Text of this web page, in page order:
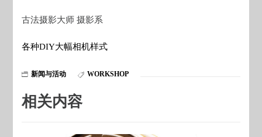
古法摄影大师 摄影系
各种DIY大幅相机样式
新闻与活动 WORKSHOP
相关内容